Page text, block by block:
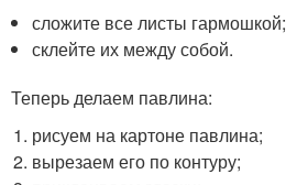
сложите все листы гармошкой;
склейте их между собой.
Теперь делаем павлина:
рисуем на картоне павлина;
вырезаем его по контуру;